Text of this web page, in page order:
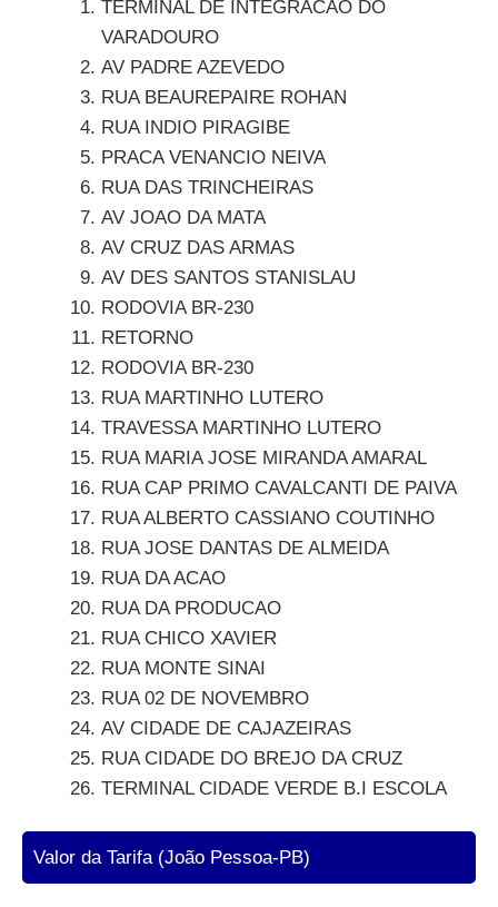
TERMINAL DE INTEGRACAO DO
VARADOURO
AV PADRE AZEVEDO
RUA BEAUREPAIRE ROHAN
RUA INDIO PIRAGIBE
PRACA VENANCIO NEIVA
RUA DAS TRINCHEIRAS
AV JOAO DA MATA
AV CRUZ DAS ARMAS
AV DES SANTOS STANISLAU
RODOVIA BR-230
RETORNO
RODOVIA BR-230
RUA MARTINHO LUTERO
TRAVESSA MARTINHO LUTERO
RUA MARIA JOSE MIRANDA AMARAL
RUA CAP PRIMO CAVALCANTI DE PAIVA
RUA ALBERTO CASSIANO COUTINHO
RUA JOSE DANTAS DE ALMEIDA
RUA DA ACAO
RUA DA PRODUCAO
RUA CHICO XAVIER
RUA MONTE SINAI
RUA 02 DE NOVEMBRO
AV CIDADE DE CAJAZEIRAS
RUA CIDADE DO BREJO DA CRUZ
TERMINAL CIDADE VERDE B.I ESCOLA
Valor da Tarifa (João Pessoa-PB)